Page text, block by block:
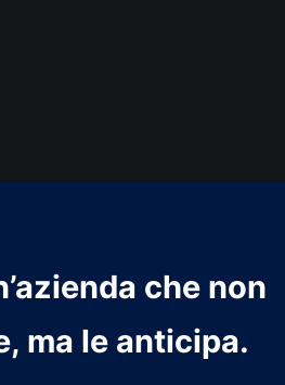
che non
ma le anticipa.